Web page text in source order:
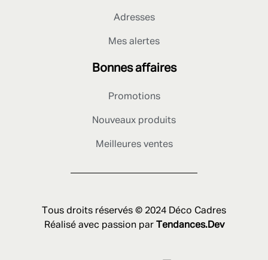
Adresses
Mes alertes
Bonnes affaires
Promotions
Nouveaux produits
Meilleures ventes
Tous droits réservés © 2024 Déco Cadres
Réalisé avec passion par Tendances.Dev